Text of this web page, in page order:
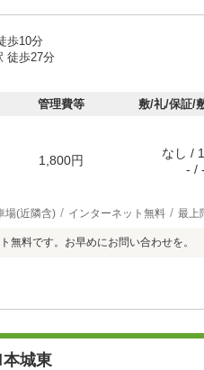
歩10分
徒歩27分
管理費等 敷/礼/保証/
1,800円
なし /
- / -
場(近隣含) インターネット無料 最上
無料です。お早めにお問い合わせを。
本城東